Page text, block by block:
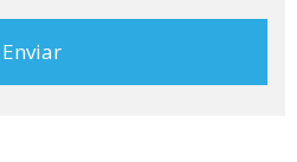
Política de Privacidad. Desea